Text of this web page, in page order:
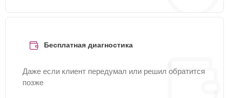
Бесплатная диагностика
Даже если клиент передумал или решил обратится
позже